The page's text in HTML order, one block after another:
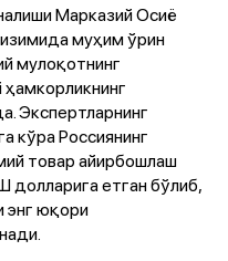
Марказий Осиё
муҳим ўрин
мулоқотнинг
Экспертларнинг
кўра Россиянинг
товар айирбошлаш
етган бўлиб,
энг юқори